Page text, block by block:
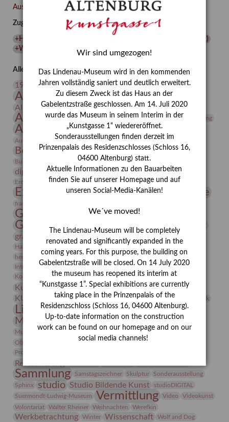
und
des
Künstlers
Conrad
Felixmüller
(Part
III/III)
Ausgewählte Auszeichnungen zurücksetzen
Zugehörige Auszeichnungen
+Hanns-Conon von der Gabelentz
)
+Wissenschaft
Alle Auszeichnungen (106)
19. Jahrhundert 20. Jahrhundert
Altenburg Altenburger Museen
Altenburger Praxisjahr Altenburger Schlossberg
Antike Architektur Archiv Archäologie Asta Gröting
Ausstellung
Ausstellung "Berliner Blätter"
Ausstellung „Vier Winde“
Bauhaus Berlin in den Zwanziger Jahren
Bernhard August von Lindenau Bibliothek
Burg Posterstein Conrad Felixmüller Depot
digitallabor Entartete Kunst
Enteignung
Erdmann Julius Dietrich
Erlebnisportal estrusker Exlibris
Expressionismus Festrede Florenz Fotografie
frauen
Gerhard-Altenbourg-Preis
Gerhard Altenbourg
Grafik
grafische sammlung
griechische Mythologie
Hanns-Conon von der Gabelentz Heinrich Kirchhoff Heldinnen
herman de vries Humboldt
Insekten
Integriertes Schädlingsmanagement
Italien Jahresempfang
Jubiläum
Kolosseum
Kooperationsausstellung Korkmodelle Kunst
Kunstmuseum Kunstvermittlung Kunst von Kühl
KUNSTWAND Kurs Künstler Künstlerin Lehmbruck
Lindenau-Museum Marstall Messeakademie
Museumsgeschichte Museumsnacht
Museumspädagogik Natur
Objekt im Fokus
Provenienz
Restaurierung
Sammlung Samstagszeichner Skulptur
Sonderausstellung
Sphinx
studio Studio Bildende Kunst
studioDIGITAL
Suermondt-Ludwig-Museum
Vermittlung Video
Videokunst
Volontariat
Walter Rheiner Weihnachten Werefkin
Werkbetrachtung Winter Wissenschaft
Wolf and Dog
Wir sind umgezogen!
Das Lindenau-Museum wird in den kommenden
Jahren vollständig saniert und deutlich erweitert.
Zu diesem Zweck ist das Haus an der
Gabelentzstraße geschlossen. Am 14. Juli 2020
wurde das Museum in seinem Interim in der
„Kunstgasse 1“ wiedereröffnet.
Sonderausstellungen finden derzeit im
Prinzenpalais des Residenzschlosses (Schloss 16,
04600 Altenburg) statt.
Aktuelle Informationen zu den Bauarbeiten
finden Sie auf unserer Homepage und auf
unseren Social-Media-Kanälen!
We´ve moved!
The Lindenau-Museum will be completely
renovated and significantly expanded in the
coming years. For this purpose, the building on
Gabelentzstraße will be closed. On 14 July 2020
the museum has reopened its interim at
“Kunstgasse 1”. Special exhibitions are currently
taking place in the Prinzenpalais of the
Residenzschloss (Schloss 16, 04600 Altenburg).
Up-to-date information on the construction
work can be found on our homepage and on our
social media channels!